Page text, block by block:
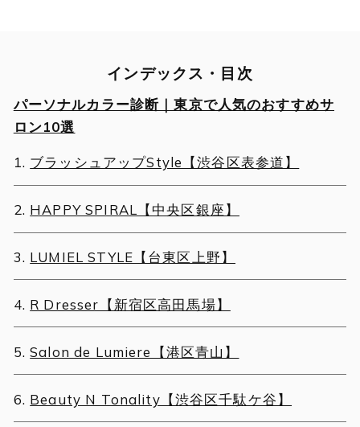
インデックス・目次
パーソナルカラー診断｜東京で人気のおすすめサ
ロン10選
ブラッシュアップStyle【渋谷区表参道】
HAPPY SPIRAL【中央区銀座】
LUMIEL STYLE【台東区上野】
R Dresser【新宿区高田馬場】
Salon de Lumiere【港区青山】
Beauty N Tonality【渋谷区千駄ケ谷】